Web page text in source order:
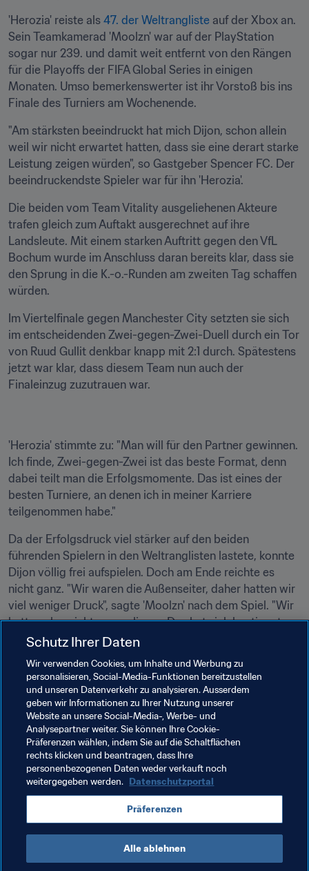
'Herozia' reiste als 47. der Weltrangliste auf der Xbox an.
Sein Teamkamerad 'Moolzn' war auf der PlayStation
sogar nur 239. und damit weit entfernt von den Rängen
für die Playoffs der FIFA Global Series in einigen
Monaten. Umso bemerkenswerter ist ihr Vorstoß bis ins
Finale des Turniers am Wochenende.
"Am stärksten beeindruckt hat mich Dijon, schon allein
weil wir nicht erwartet hatten, dass sie eine derart starke
Leistung zeigen würden", so Gastgeber Spencer FC. Der
beeindruckendste Spieler war für ihn 'Herozia'.
Die beiden vom Team Vitality ausgeliehenen Akteure
trafen gleich zum Auftakt ausgerechnet auf ihre
Landsleute. Mit einem starken Auftritt gegen den VfL
Bochum wurde im Anschluss daran bereits klar, dass sie
den Sprung in die K.-o.-Runden am zweiten Tag schaffen
würden.
Im Viertelfinale gegen Manchester City setzten sie sich
im entscheidenden Zwei-gegen-Zwei-Duell durch ein Tor
von Ruud Gullit denkbar knapp mit 2:1 durch. Spätestens
jetzt war klar, dass diesem Team nun auch der
Finaleinzug zuzutrauen war.
'Herozia' stimmte zu: "Man will für den Partner gewinnen.
Ich finde, Zwei-gegen-Zwei ist das beste Format, denn
dabei teilt man die Erfolgsmomente. Das ist eines der
besten Turniere, an denen ich in meiner Karriere
teilgenommen habe."
Da der Erfolgsdruck viel stärker auf den beiden
führenden Spielern in den Weltranglisten lastete, konnte
Dijon völlig frei aufspielen. Doch am Ende reichte es
nicht ganz. "Wir waren die Außenseiter, daher hatten wir
viel weniger Druck", sagte 'Moolzn' nach dem Spiel. "Wir
hatten also nichts zu verlieren. Das hat sich bestimmt zu
unseren Gunsten ausgewirkt."
Für den Finaleinzug erhielten die beiden nicht nur USD
20.000 sondern auch 850 Ranglistenpunkte. Für
'Moolzn' bedeutet dies eine Verbesserung um sage und
schreibe 210 Plätze. Damit ist für beide das Erreichen der
Playoffs der FIFA Global Series so gut wie sicher. Nun
nehmen sie das nächste große Ziel ins Visier.
Und nachdem Dijon FCO in London die Erwartungen
weit übertroffen hat, wäre es sicher unklug, nicht mit
diesem Team zu rechnen.
Schutz Ihrer Daten
Wir verwenden Cookies, um Inhalte und Werbung zu
personalisieren, Social-Media-Funktionen bereitzustellen
und unseren Datenverkehr zu analysieren. Ausserdem
geben wir Informationen zu Ihrer Nutzung unserer
Website an unsere Social-Media-, Werbe- und
Analysepartner weiter. Sie können Ihre Cookie-
Präferenzen wählen, indem Sie auf die Schaltflächen
rechts klicken und beantragen, dass Ihre
personenbezogenen Daten weder verkauft noch
weitergegeben werden. Datenschutzportal
Präferenzen
Alle ablehnen